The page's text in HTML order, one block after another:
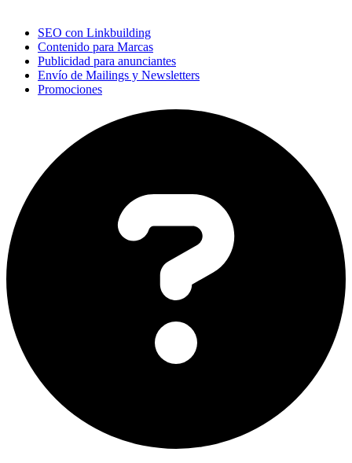
SEO con Linkbuilding
Contenido para Marcas
Publicidad para anunciantes
Envío de Mailings y Newsletters
Promociones